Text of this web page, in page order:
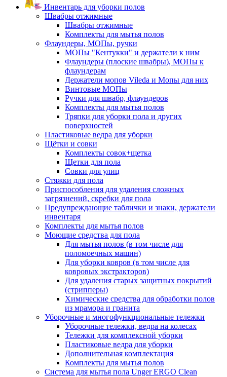
Инвентарь для уборки полов
Швабры отжимные
Швабры отжимные
Комплекты для мытья полов
Флаундеры, МОПы, ручки
МОПы "Кентукки" и держатели к ним
Флаундеры (плоские швабры), МОПы к
флаундерам
Держатели мопов Vileda и Мопы для них
Винтовые МОПы
Ручки для швабр, флаундеров
Комплекты для мытья полов
Тряпки для уборки пола и других
поверхностей
Пластиковые ведра для уборки
Щётки и совки
Комплекты совок+щетка
Щетки для пола
Совки для улиц
Стяжки для пола
Приспособления для удаления сложных
загрязнений, скребки для пола
Предупреждающие таблички и знаки, держатели
инвентаря
Комплекты для мытья полов
Моющие средства для пола
Для мытья полов (в том числе для
поломоечных машин)
Для уборки ковров (в том числе для
ковровых экстракторов)
Для удаления старых защитных покрытий
(стрипперы)
Химические средства для обработки полов
из мрамора и гранита
Уборочные и многофункциональные тележки
Уборочные тележки, ведра на колесах
Тележки для комплексной уборки
Пластиковые ведра для уборки
Дополнительная комплектация
Комплекты для мытья полов
Система для мытья пола Unger ERGO Clean